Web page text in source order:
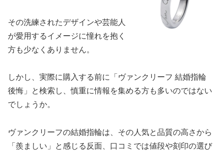
その洗練されたデザインや芸能人
が愛用するイメージに憧れを抱く
方も少なくありません。
しかし、実際に購入する前に「ヴァンクリーフ 結婚指輪
後悔」と検索し、慎重に情報を集める方も多いのではない
でしょうか。
ヴァンクリーフの結婚指輪は、その人気と品質の高さから
「羨ましい」と感じる反面、口コミでは値段や刻印の選び